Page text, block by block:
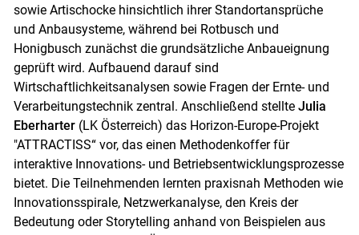
sowie Artischocke hinsichtlich ihrer Standortansprüche
und Anbausysteme, während bei Rotbusch und
Honigbusch zunächst die grundsätzliche Anbaueignung
geprüft wird. Aufbauend darauf sind
Wirtschaftlichkeitsanalysen sowie Fragen der Ernte- und
Verarbeitungstechnik zentral. Anschließend stellteJulia
Eberharter (LK Österreich) das Horizon-Europe-Projekt
"ATTRACTISS“ vor, das einen Methodenkoffer für
interaktive Innovations- und Betriebsentwicklungsprozesse
bietet. Die Teilnehmenden lernten praxisnah Methoden wie
Innovationsspirale, Netzwerkanalyse, den Kreis der
Bedeutung oder Storytelling anhand von Beispielen aus